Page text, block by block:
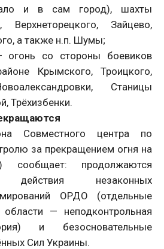
и в сам город), шахты
Верхнеторецкого, Зайцево,
а также н.п. Шумы;
со стороны боевиков
Крымского, Троицкого,
Станицы
Трёхизбенки.
Совместного центра по
за прекращением огня на
сообщает: продолжаются
действия незаконных
ОРДО (отдельные
— неподконтрольная
и безосновательные
Сил Украины.